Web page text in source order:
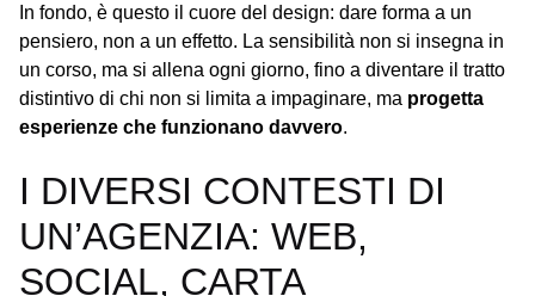
In fondo, è questo il cuore del design: dare forma a un
pensiero, non a un effetto. La sensibilità non si insegna in
un corso, ma si allena ogni giorno, fino a diventare il tratto
distintivo di chi non si limita a impaginare, ma progetta
esperienze che funzionano davvero.
I DIVERSI CONTESTI DI
UN’AGENZIA: WEB,
SOCIAL, CARTA